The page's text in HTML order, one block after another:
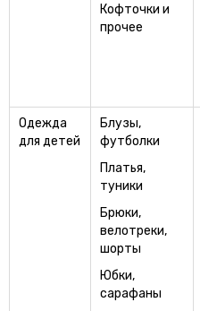
Кофточки и
прочее
Одежда
для детей
Блузы,
футболки
Платья,
туники
Брюки,
велотреки,
шорты
Юбки,
сарафаны